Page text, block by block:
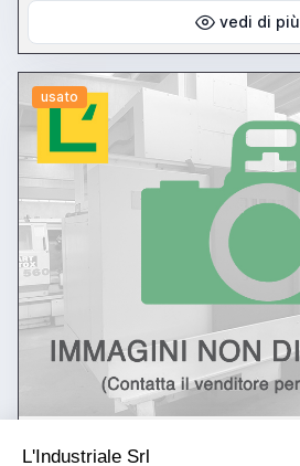
vedi di più
usato
Fresatrici Banco fisso